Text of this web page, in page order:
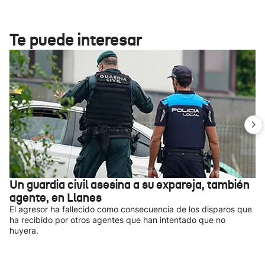
Te puede interesar
Un guardia civil asesina a su expareja, también
agente, en Llanes
El agresor ha fallecido como consecuencia de los disparos que
ha recibido por otros agentes que han intentado que no
huyera.